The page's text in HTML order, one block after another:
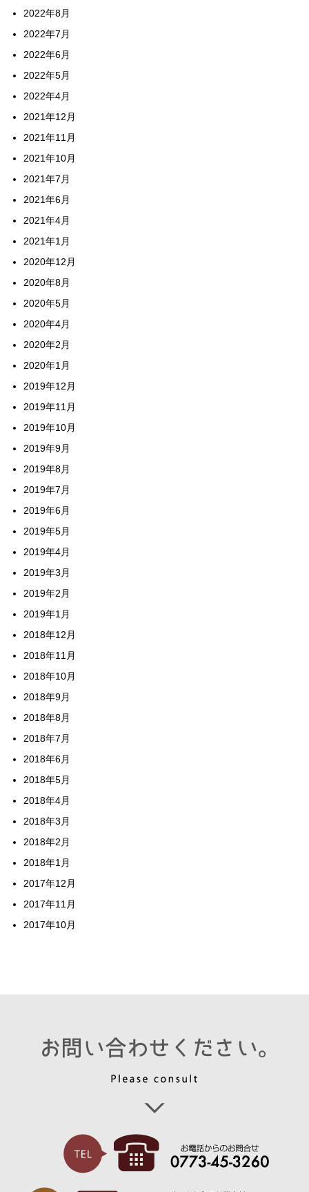
2022年8月
2022年7月
2022年6月
2022年5月
2022年4月
2021年12月
2021年11月
2021年10月
2021年7月
2021年6月
2021年4月
2021年1月
2020年12月
2020年8月
2020年5月
2020年4月
2020年2月
2020年1月
2019年12月
2019年11月
2019年10月
2019年9月
2019年8月
2019年7月
2019年6月
2019年5月
2019年4月
2019年3月
2019年2月
2019年1月
2018年12月
2018年11月
2018年10月
2018年9月
2018年8月
2018年7月
2018年6月
2018年5月
2018年4月
2018年3月
2018年2月
2018年1月
2017年12月
2017年11月
2017年10月